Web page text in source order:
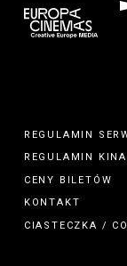
REGULAMIN
REGULAMIN
KINA
CENY BILETÓW
KONTAKT
CIASTECZKA /